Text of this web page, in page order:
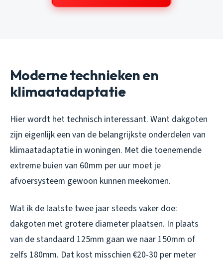
Moderne technieken en
klimaatadaptatie
Hier wordt het technisch interessant. Want dakgoten
zijn eigenlijk een van de belangrijkste onderdelen van
klimaatadaptatie in woningen. Met die toenemende
extreme buien van 60mm per uur moet je
afvoersysteem gewoon kunnen meekomen.
Wat ik de laatste twee jaar steeds vaker doe:
dakgoten met grotere diameter plaatsen. In plaats
van de standaard 125mm gaan we naar 150mm of
zelfs 180mm. Dat kost misschien €20-30 per meter